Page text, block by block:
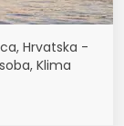
Hrvatska -
Klima